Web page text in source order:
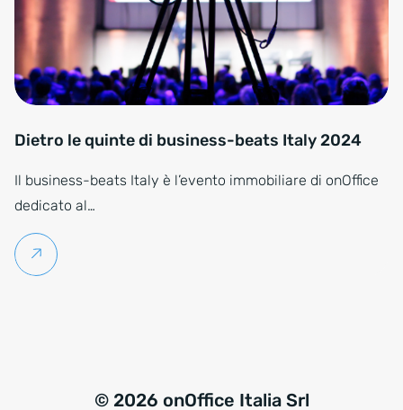
Dietro le quinte di business-beats Italy 2024
Il business-beats Italy è l’evento immobiliare di onOffice
dedicato al…
Per saperne di più
© 2026 onOffice Italia Srl